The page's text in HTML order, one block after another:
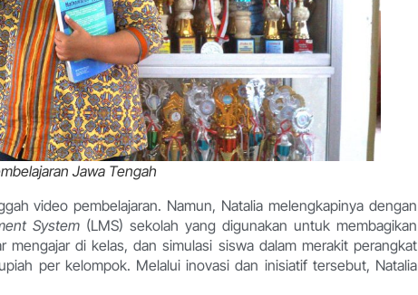
Jawa Tengah
video pembelajaran. Namun, Natalia melengkapinya dengan
System (LMS) sekolah yang digunakan untuk membagikan
mengajar di kelas, dan simulasi siswa dalam merakit perangkat
per kelompok. Melalui inovasi dan inisiatif tersebut, Natalia